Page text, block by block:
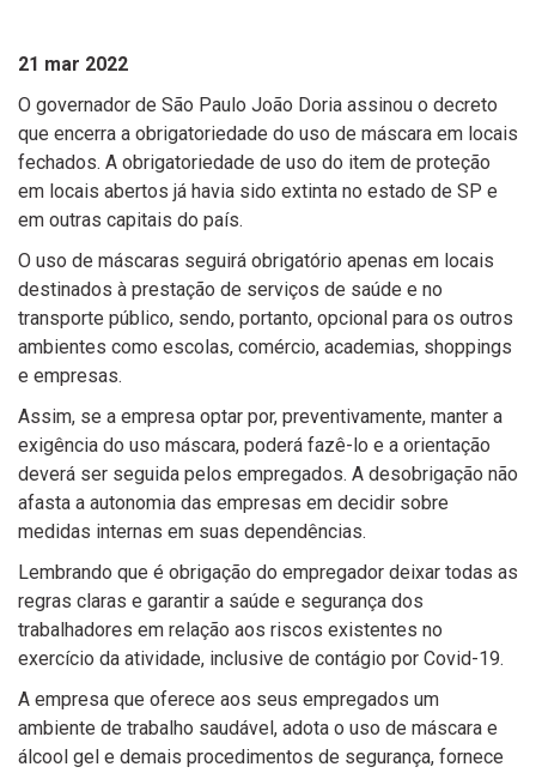
21 mar 2022
O governador de São Paulo João Doria assinou o decreto
que encerra a obrigatoriedade do uso de máscara em locais
fechados. A obrigatoriedade de uso do item de proteção
em locais abertos já havia sido extinta no estado de SP e
em outras capitais do país.
O uso de máscaras seguirá obrigatório apenas em locais
destinados à prestação de serviços de saúde e no
transporte público, sendo, portanto, opcional para os outros
ambientes como escolas, comércio, academias, shoppings
e empresas.
Assim, se a empresa optar por, preventivamente, manter a
exigência do uso máscara, poderá fazê-lo e a orientação
deverá ser seguida pelos empregados. A desobrigação não
afasta a autonomia das empresas em decidir sobre
medidas internas em suas dependências.
Lembrando que é obrigação do empregador deixar todas as
regras claras e garantir a saúde e segurança dos
trabalhadores em relação aos riscos existentes no
exercício da atividade, inclusive de contágio por Covid-19.
A empresa que oferece aos seus empregados um
ambiente de trabalho saudável, adota o uso de máscara e
álcool gel e demais procedimentos de segurança, fornece